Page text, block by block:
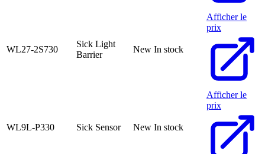
WL27-2S730
Sick Light
Barrier
New In stock
Afficher le
prix
WL9L-P330 Sick Sensor New In stock
Afficher le
prix